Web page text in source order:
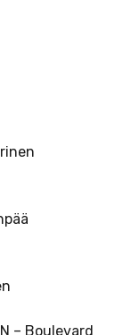
– Boulevard